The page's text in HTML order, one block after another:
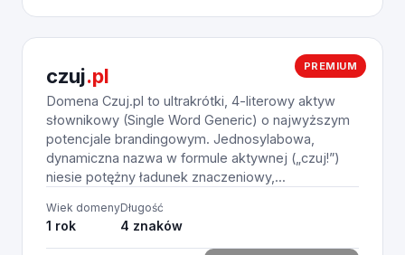
PREMIUM
czuj.pl
Domena Czuj.pl to ultrakrótki, 4-literowy aktyw
słownikowy (Single Word Generic) o najwyższym
potencjale brandingowym. Jednosylabowa,
dynamiczna nazwa w formule aktywnej („czuj!”)
niesie potężny ładunek znaczeniowy,...
Wiek domeny
1 rok
Długość
4 znaków